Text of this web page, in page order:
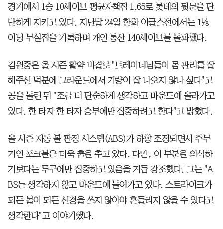
경기에서 1승 10세이브 평균자책점 1.65로 롯데의 뒷문을 단
단하게 지키고 있다. 지난달 24일 한화 이글스전에서는 1⅓
이닝 무실점을 기록하며 개인 통산 140세이브를 돌파했다.
김원중은 올 시즌 활약 비결로 "트레이너님들이 몸 관리를 잘
해주신 덕분에 그라운드에서 기량이 잘 나오지 않나 싶다"고
공을 돌린 뒤 "조금 더 단순하게 생각하고 마운드에 올라가고
있다. 한 타자 한 타자 승부에만 집중하려고 한다"고 밝혔다.
올 시즌 자동 볼 판정 시스템(ABS)가 하향 조정되면서 주무
기인 포크볼은 더욱 춤을 추고 있다. 다만, 이 부분을 의식하
기보다는 투구에만 집중하고 있음을 거듭 강조했다. 그는 "A
BS는 생각하지 않고 마운드에 들어가고 있다. 스트라이크가
되든 볼이 되든 신경을 쓰지 않아야 흔들리지 않을 수 있다고
생각한다"고 이야기했다.